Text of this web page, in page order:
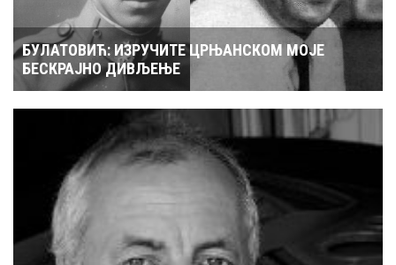
БУЛАТОВИЋ: ИЗРУЧИТЕ ЦРЊАНСКОМ МОЈЕ
БЕСКРАЈНО ДИВЉЕЊЕ